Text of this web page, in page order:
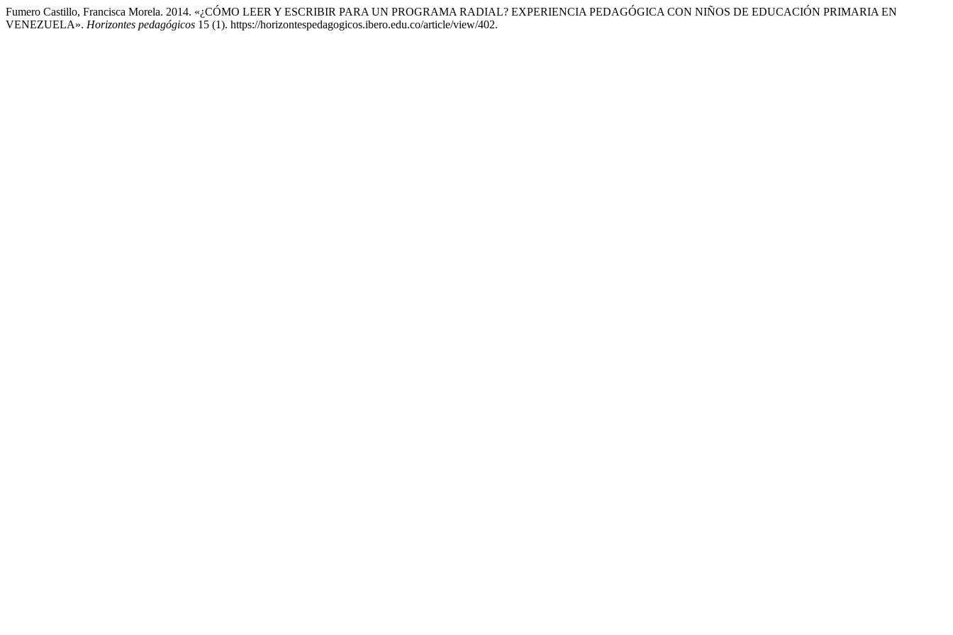
Fumero Castillo, Francisca Morela. 2014. «¿CÓMO LEER Y ESCRIBIR PARA UN PROGRAMA RADIAL? EXPERIENCIA PEDAGÓGICA CON NIÑOS DE EDUCACIÓN PRIMARIA EN
VENEZUELA». Horizontes pedagógicos 15 (1). https://horizontespedagogicos.ibero.edu.co/article/view/402.